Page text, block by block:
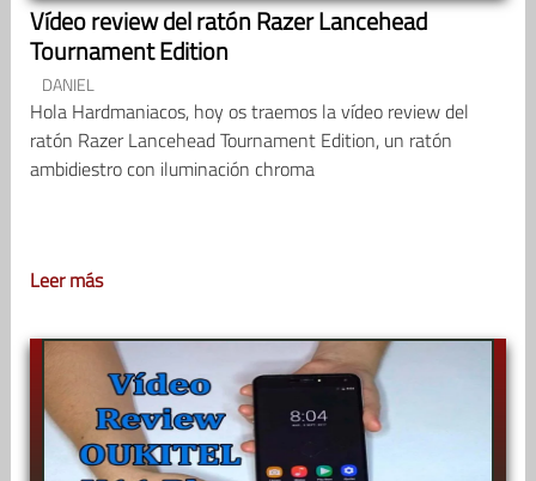
Vídeo review del ratón Razer Lancehead
Tournament Edition
DANIEL
Hola Hardmaniacos, hoy os traemos la vídeo review del
ratón Razer Lancehead Tournament Edition, un ratón
ambidiestro con iluminación chroma
Leer más